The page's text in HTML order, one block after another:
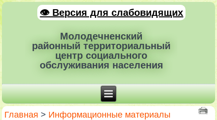
👁 Версия для слабовидящих
Молодечненский
районный территориальный
центр социального
обслуживания населения
Главная > Информационные материалы